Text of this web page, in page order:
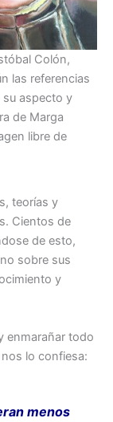
Colón,
las referencias
aspecto y
de Marga
libre de
teorías y
Cientos de
de esto,
sobre sus
y
enmarañar todo
lo confiesa:
menos